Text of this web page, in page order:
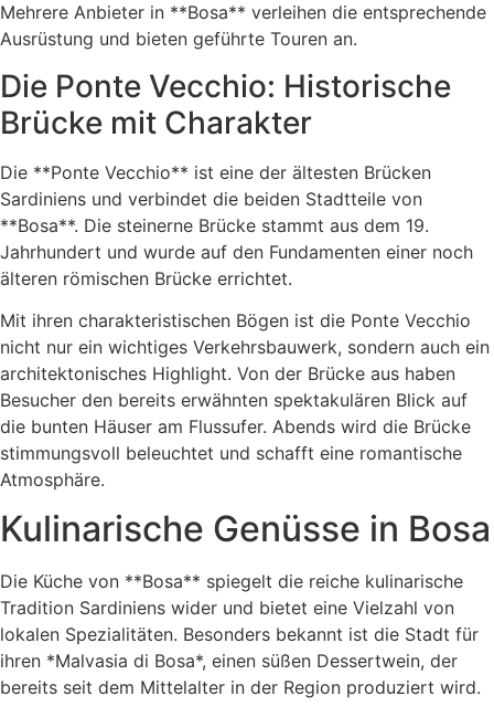
Mehrere Anbieter in **Bosa** verleihen die entsprechende
Ausrüstung und bieten geführte Touren an.
Die Ponte Vecchio: Historische
Brücke mit Charakter
Die **Ponte Vecchio** ist eine der ältesten Brücken
Sardiniens und verbindet die beiden Stadtteile von
**Bosa**. Die steinerne Brücke stammt aus dem 19.
Jahrhundert und wurde auf den Fundamenten einer noch
älteren römischen Brücke errichtet.
Mit ihren charakteristischen Bögen ist die Ponte Vecchio
nicht nur ein wichtiges Verkehrsbauwerk, sondern auch ein
architektonisches Highlight. Von der Brücke aus haben
Besucher den bereits erwähnten spektakulären Blick auf
die bunten Häuser am Flussufer. Abends wird die Brücke
stimmungsvoll beleuchtet und schafft eine romantische
Atmosphäre.
Kulinarische Genüsse in Bosa
Die Küche von **Bosa** spiegelt die reiche kulinarische
Tradition Sardiniens wider und bietet eine Vielzahl von
lokalen Spezialitäten. Besonders bekannt ist die Stadt für
ihren *Malvasia di Bosa*, einen süßen Dessertwein, der
bereits seit dem Mittelalter in der Region produziert wird.